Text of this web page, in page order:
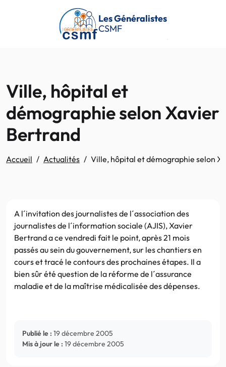
Passer au contenu principal
Les Généralistes
CSMF
Ville, hôpital et
démographie selon Xavier
Bertrand
Accueil Actualités Ville, hôpital et démographie selon
A l´invitation des journalistes de l´association des
journalistes de l´information sociale (AJIS), Xavier
Bertrand a ce vendredi fait le point, après 21 mois
passés au sein du gouvernement, sur les chantiers en
cours et tracé le contours des prochaines étapes. Il a
bien sûr été question de la réforme de l´assurance
maladie et de la maîtrise médicalisée des dépenses.
Publié le : 19 décembre 2005
Mis à jour le : 19 décembre 2005